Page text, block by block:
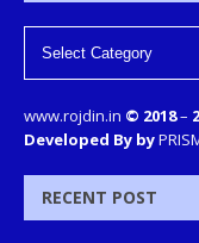
www.rojdin.in © 2018–
Developed By by
RECENT POST